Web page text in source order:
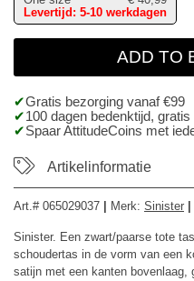
Levertijd: 5-10 werkdagen
ADD TO
Gratis bezorging vanaf €99
100 dagen bedenktijd,
Spaar AttitudeCoins met
Artikelinformatie
Art.# 065029037 Merk: Sinister
Sinister. Een zwart/paarse tote
schoudertas in de vorm van een
satijn met een kanten bovenlaag,